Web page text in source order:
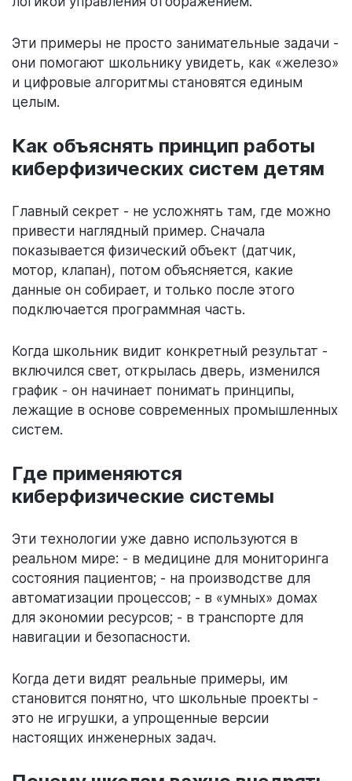
Эти примеры не просто занимательные задачи -
они помогают школьнику увидеть, как «железо»
и цифровые алгоритмы становятся единым
целым.
Как объяснять принцип работы
киберфизических систем детям
Главный секрет - не усложнять там, где можно
привести наглядный пример. Сначала
показывается физический объект (датчик,
мотор, клапан), потом объясняется, какие
данные он собирает, и только после этого
подключается программная часть.
Когда школьник видит конкретный результат -
включился свет, открылась дверь, изменился
график - он начинает понимать принципы,
лежащие в основе современных промышленных
систем.
Где применяются
киберфизические системы
Эти технологии уже давно используются в
реальном мире: - в медицине для мониторинга
состояния пациентов; - на производстве для
автоматизации процессов; - в «умных» домах
для экономии ресурсов; - в транспорте для
навигации и безопасности.
Когда дети видят реальные примеры, им
становится понятно, что школьные проекты -
это не игрушки, а упрощенные версии
настоящих инженерных задач.